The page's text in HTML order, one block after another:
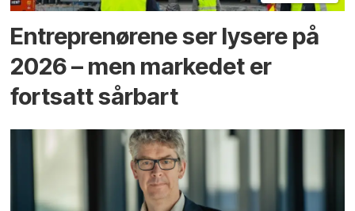
Entreprenørene ser lysere på
2026 – men markedet er
fortsatt sårbart